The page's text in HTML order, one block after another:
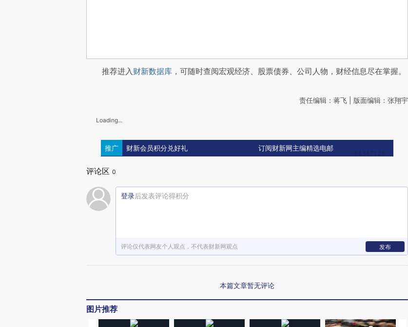
推荐进入财新数据库 ，可随时查阅宏观经济、股票债券、公司人物，财经信息尽在掌握。
责任编辑：蒋飞 | 版面编辑：张翔宇
Loading...
推广 财新会员积分兑好礼 订阅财新网主编精选电邮
评论区 0
登录后发表评论得积分
评论仅代表网友个人观点，不代表财新网观点 发布
本篇文章暂无评论
图片推荐